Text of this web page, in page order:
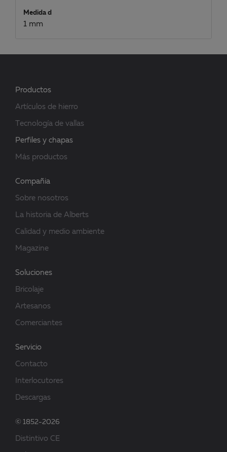
Medida d
1 mm
Productos
Artículos de hierro
Tecnología de vallas
Perfiles y chapas
Más productos
Compañia
Sobre nosotros
La historia de Alberts
Calidad y medio ambiente
Magazine
Soluciones
Bricolaje
Artesanos
Comerciantes
Servicio
Contacto
Interlocutores
Descargas
© 1852-2026
Distintivo CE